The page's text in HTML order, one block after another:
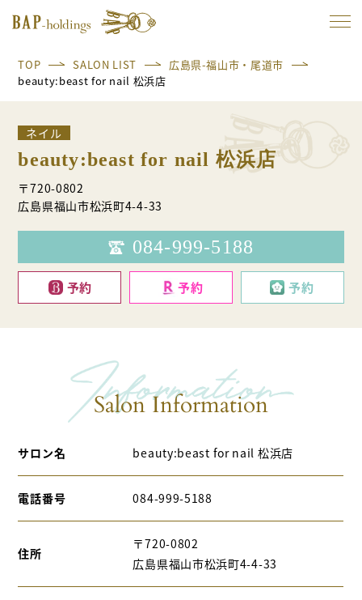
TOP SALON LIST
広島県-福山市・尾道市
beauty:beast for nail 松浜店
ネイル
beauty:beast for nail 松浜店
〒720-0802
広島県福山市松浜町4-4-33
084-999-5188
予約 予約 予約
Salon Information
サロン名 beauty:beast for nail 松浜店
電話番号 084-999-5188
住所
〒720-0802
広島県福山市松浜町4-4-33